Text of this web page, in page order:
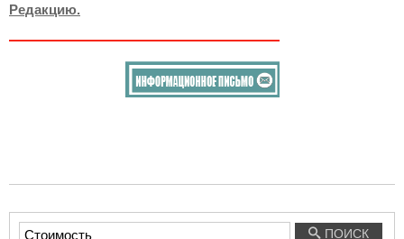
Редакцию.
Введите
ПОИСК